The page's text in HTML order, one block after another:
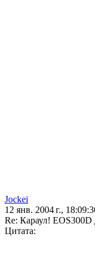
Jockei
12 янв. 2004 г.,
Re: Караул! EOS300D
Цитата: